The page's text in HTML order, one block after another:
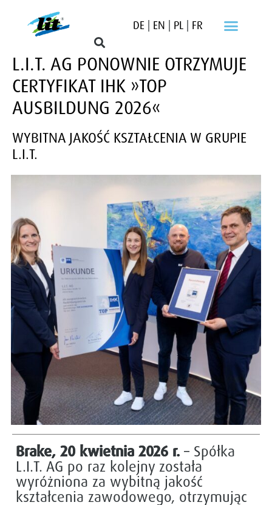
DE| EN PL| FR
L.I.T. AG PONOWNIE OTRZYMUJE
CERTYFIKAT IHK »TOP
AUSBILDUNG 2026«
WYBITNA JAKOŚĆ KSZTAŁCENIA W GRUPIE
L.I.T.
Brake, 20 kwietnia 2026 r. – Spółka
L.I.T. AG po raz kolejny została
wyróżniona za wybitną jakość
kształcenia zawodowego, otrzymując